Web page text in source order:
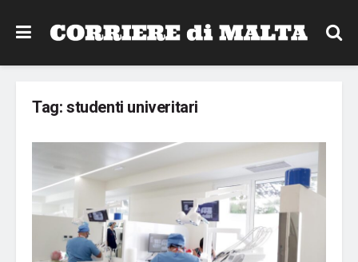
Tag:studenti univeritari